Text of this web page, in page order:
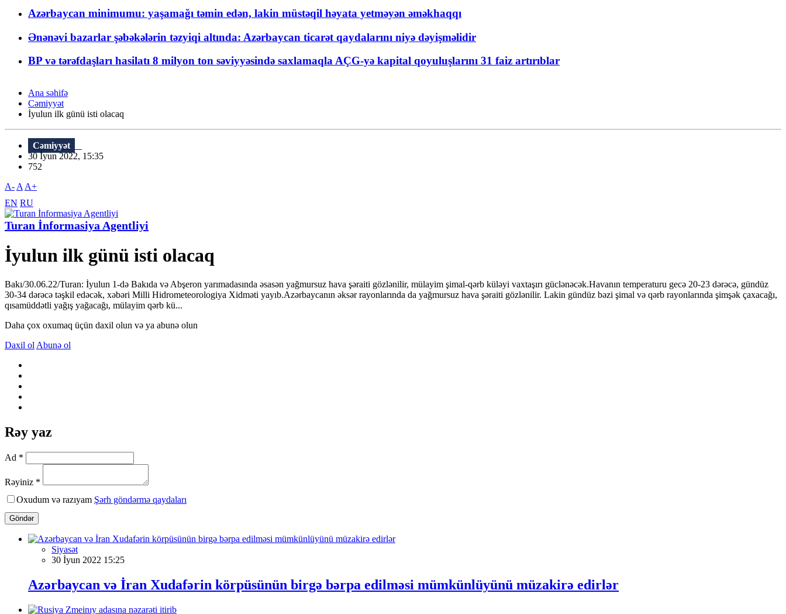
Azərbaycan minimumu: yaşamağı təmin edən, lakin müstəqil həyata yetməyən əməkhaqqı
Ənənəvi bazarlar şəbəkələrin təzyiqi altında: Azərbaycan ticarət qaydalarını niyə dəyişməlidir
BP və tərəfdaşları hasilatı 8 milyon ton səviyyəsində saxlamaqla AÇG-yə kapital qoyuluşlarını 31 faiz artırıblar
Ana səhifə
Cəmiyyət
İyulun ilk günü isti olacaq
Cəmiyyət
30 İyun 2022, 15:35
752
A- A A+
EN RU
Turan İnformasiya Agentliyi
İyulun ilk günü isti olacaq
Bakı/30.06.22/Turan: İyulun 1-də Bakıda və Abşeron yarımadasında əsasən yağmursuz hava şəraiti gözlənilir, mülayim şimal-qərb küləyi vaxtaşırı güclənəcək.Havanın temperaturu gecə 20-23 dərəcə, gündüz
30-34 dərəcə təşkil edəcək, xəbəri Milli Hidrometeorologiya Xidməti yayıb.Azərbaycanın əksər rayonlarında da yağmursuz hava şəraiti gözlənilir. Lakin gündüz bəzi şimal və qərb rayonlarında şimşək çaxacağı,
qısamüddətli yağış yağacağı, mülayim qərb kü...
Daha çox oxumaq üçün daxil olun və ya abunə olun
Daxil ol Abunə ol
Rəy yaz
Ad *
Rəyiniz *
Oxudum və razıyam Şərh göndərmə qaydaları
Göndər
Siyasət
30 İyun 2022 15:25
Azərbaycan və İran Xudafərin körpüsünün birgə bərpa edilməsi mümkünlüyünü müzakirə edirlər